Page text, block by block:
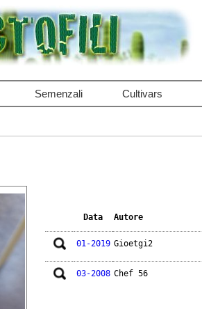
Semenzali Cultivars
Data Autore
01-2019 Gioetgi2
03-2008 Chef 56